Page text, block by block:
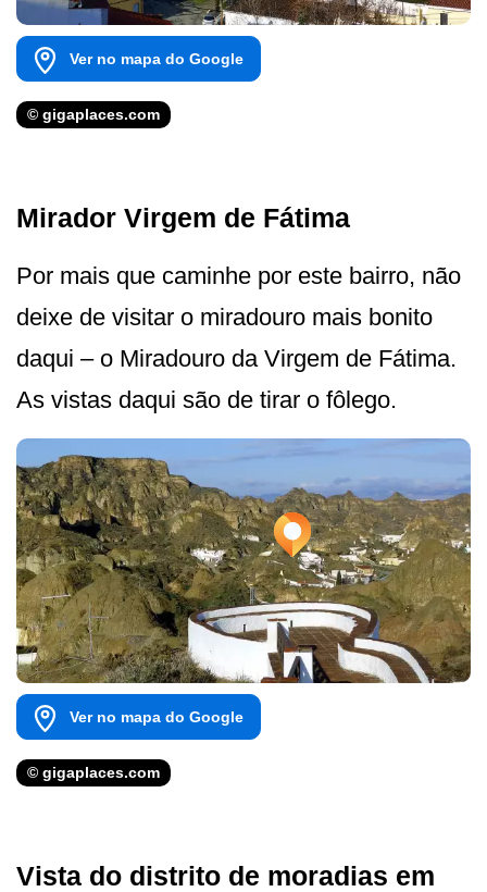
Ver no mapa do Google
© gigaplaces.com
Mirador Virgem de Fátima
Por mais que caminhe por este bairro, não
deixe de visitar o miradouro mais bonito
daqui – o Miradouro da Virgem de Fátima.
As vistas daqui são de tirar o fôlego.
Ver no mapa do Google
© gigaplaces.com
Vista do distrito de moradias em